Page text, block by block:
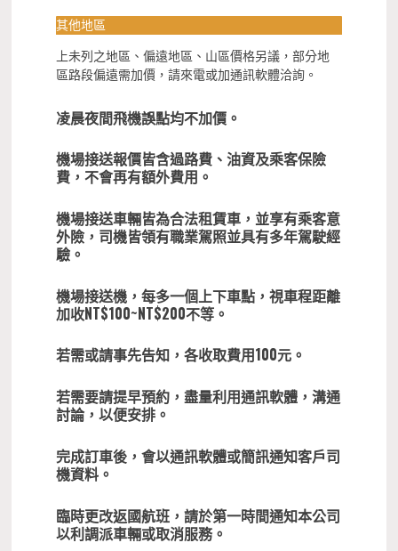
其他地區
上未列之地區、偏遠地區、山區價格另議，部分地
區路段偏遠需加價，請來電或加通訊軟體洽詢。
凌晨夜間飛機誤點均不加價。
機場接送報價皆含過路費、油資及乘客保險
費，不會再有額外費用。
機場接送車輛皆為合法租賃車，並享有乘客意
外險，司機皆領有職業駕照並具有多年駕駛經
驗。
機場接送機，每多一個上下車點，視車程距離
加收NT$100~NT$200不等。
若需或請事先告知，各收取費用100元。
若需要請提早預約，盡量利用通訊軟體，溝通
討論，以便安排。
完成訂車後，會以通訊軟體或簡訊通知客戶司
機資料。
臨時更改返國航班，請於第一時間通知本公司
以利調派車輛或取消服務。